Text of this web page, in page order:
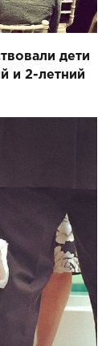
дети
и 2-летний